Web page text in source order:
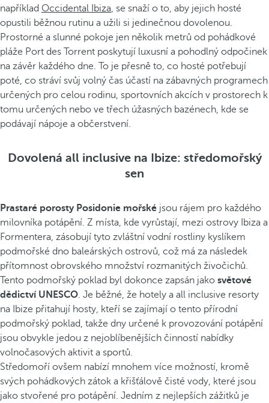
například Occidental Ibiza, se snaží o to, aby jejich hosté
opustili běžnou rutinu a užili si jedinečnou dovolenou.
Prostorné a slunné pokoje jen několik metrů od pohádkové
pláže Port des Torrent poskytují luxusní a pohodlný odpočinek
na závěr každého dne. To je přesně to, co hosté potřebují
poté, co stráví svůj volný čas účastí na zábavných programech
určených pro celou rodinu, sportovních akcích v prostorech k
tomu určených nebo ve třech úžasných bazénech, kde se
podávají nápoje a občerstvení.
Dovolená all inclusive na Ibize: středomořský
sen
Prastaré porosty Posidonie mořské jsou rájem pro každého
milovníka potápění. Z místa, kde vyrůstají, mezi ostrovy Ibiza a
Formentera, zásobují tyto zvláštní vodní rostliny kyslíkem
podmořské dno baleárských ostrovů, což má za následek
přítomnost obrovského množství rozmanitých živočichů.
Tento podmořský poklad byl dokonce zapsán jako světové
dědictví UNESCO. Je běžné, že hotely a all inclusive resorty
na Ibize přitahují hosty, kteří se zajímají o tento přírodní
podmořský poklad, takže dny určené k provozování potápění
jsou obvykle jedou z nejoblíbenějších činností nabídky
volnočasových aktivit a sportů.
Středomoří ovšem nabízí mnohem více možností, kromě
svých pohádkových zátok a křišťálově čisté vody, které jsou
jako stvořené pro potápění. Jedním z nejlepších zážitků je